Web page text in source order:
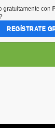
gratuitamente con
REGÍSTRATE